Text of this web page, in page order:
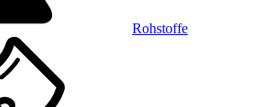
Rohstoffe